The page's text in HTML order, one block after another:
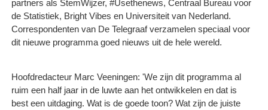
partners als StemWijzer, #Usethenews, Centraal Bureau voor
de Statistiek, Bright Vibes en Universiteit van Nederland.
Correspondenten van De Telegraaf verzamelen speciaal voor
dit nieuwe programma goed nieuws uit de hele wereld.
Hoofdredacteur Marc Veeningen: 'We zijn dit programma al
ruim een half jaar in de luwte aan het ontwikkelen en dat is
best een uitdaging. Wat is de goede toon? Wat zijn de juiste